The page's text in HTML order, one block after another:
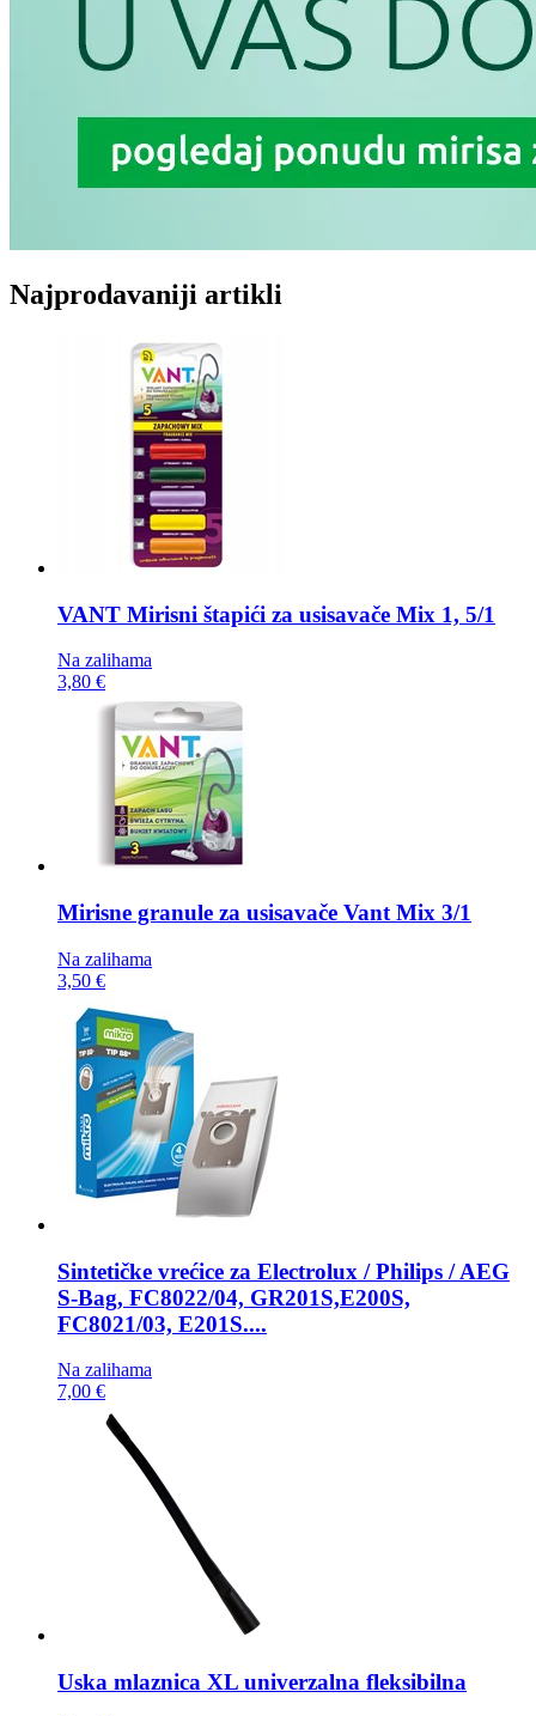
Najprodavaniji artikli
VANT Mirisni štapići za usisavače Mix 1, 5/1
Na zalihama
3,80 €
Mirisne granule za usisavače Vant Mix 3/1
Na zalihama
3,50 €
Sintetičke vrećice za Electrolux / Philips / AEG
S-Bag, FC8022/04, GR201S,E200S,
FC8021/03, E201S....
Na zalihama
7,00 €
Uska mlaznica XL univerzalna fleksibilna